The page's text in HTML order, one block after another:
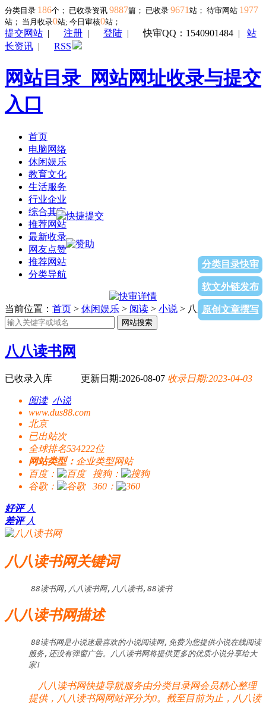
分类目录 186个； 已收录资讯 9887篇； 已收录 9671 站； 待审网站 1977
站； 当月收录0站; 今日审核0站；
提交网站 | 注册 | 登陆 |快审QQ：1540901484 | 站
长资讯 | RSS
网站目录_网站网址收录与提交
入口
首页
电脑网络
休闲娱乐
教育文化
生活服务
行业企业
综合其它
推荐网站
最新收录
网友点赞
推荐网站
分类导航
分类目录快审
软文外链发布
原创文章撰写
当前位置： 首页 > 休闲娱乐 > 阅读 > 小说 > 八八读书网
网站搜索
八八读书网
已收录入库 更新日期:2026-08-07 收录日期:2023-04-03
阅读 小说
www.dus88.com
北京
已出站次
全球排名534222位
网站类型： 企业类型网站
百度：
搜狗：
谷歌：
360：
好评 人
差评 人
八八读书网关键词
88读书网,八八读书网,八八读书,88读书
八八读书网描述
88读书网是小说迷最喜欢的小说阅读网,免费为您提供小说在线阅读
服务,还没有弹窗广告。八八读书网将提供更多的优质小说分享给大
家!
八八读书网快捷导航服务由分类目录网会员精心整理
提供，八八读书网网站评分为0。截至目前为止，八八读